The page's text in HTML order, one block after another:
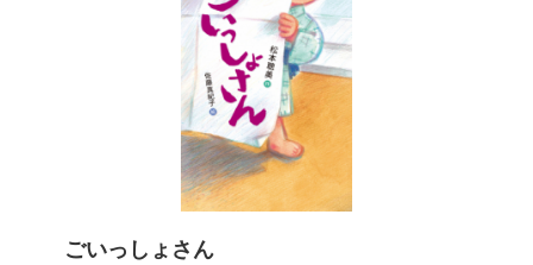
ごいっしょさん